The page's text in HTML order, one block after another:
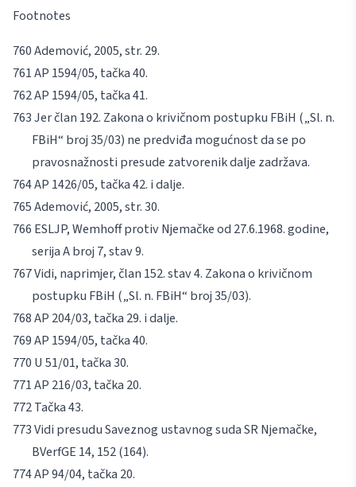
Footnotes
Ademović, 2005, str. 29.
AP 1594/05, tačka 40.
AP 1594/05, tačka 41.
Jer član 192. Zakona o krivičnom postupku FBiH („Sl. n.
FBiH“ broj 35/03) ne predviđa mogućnost da se po
pravosnažnosti presude zatvorenik dalje zadržava.
AP 1426/05, tačka 42. i dalje.
Ademović, 2005, str. 30.
ESLJP, Wemhoff protiv Njemačke od 27.6.1968. godine,
serija A broj 7, stav 9.
Vidi, naprimjer, član 152. stav 4. Zakona o krivičnom
postupku FBiH („Sl. n. FBiH“ broj 35/03).
AP 204/03, tačka 29. i dalje.
AP 1594/05, tačka 40.
U 51/01, tačka 30.
AP 216/03, tačka 20.
Tačka 43.
Vidi presudu Saveznog ustavnog suda SR Njemačke,
BVerfGE 14, 152 (164).
AP 94/04, tačka 20.